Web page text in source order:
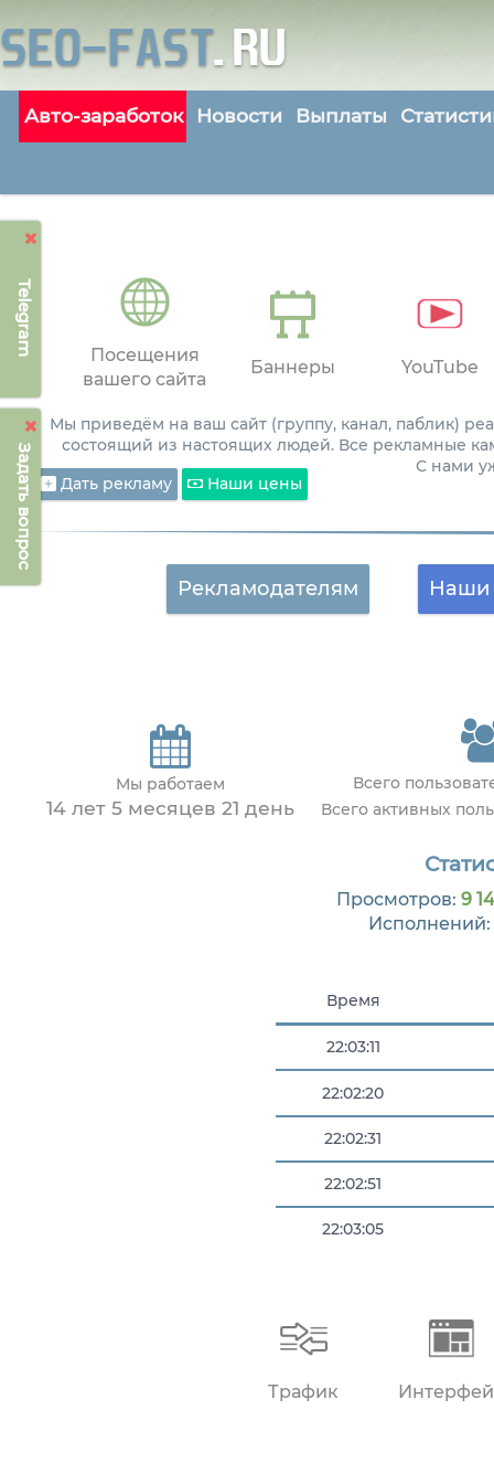
Telegram
Задать вопрос
Авто-заработок Новости Выплаты
Посещения
вашего сайта
Баннеры YouTube
Мы приведём на ваш сайт (группу, канал, паблик)
состоящий из настоящих людей. Все рекламные
С нами
Дать рекламу
Наши цены
Рекламодателям Наши
Мы работаем
14 лет 5 месяцев 21 день
Всего
Всего активных
Просмотров: 9
Исполнений:
Время
22:03:11
22:02:20
22:02:31
22:02:51
22:03:05
Трафик